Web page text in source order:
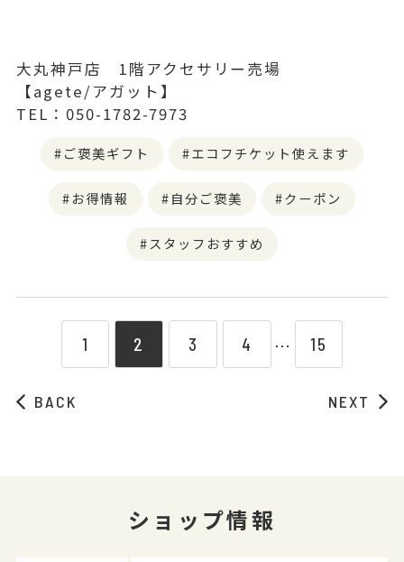
大丸神戸店 1階アクセサリー売場
【agete/アガット】
TEL：050-1782-7973
ご褒美ギフト エコフチケット使えます
お得情報 自分ご褒美 クーポン
スタッフおすすめ
BACK
1 2 3 4 ⋯ 15
NEXT
ショップ情報